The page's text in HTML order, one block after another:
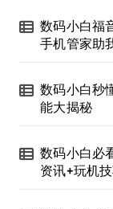
数码小白福
手机管家助
数码小白秒
能大揭秘
数码小白必
资讯+玩机